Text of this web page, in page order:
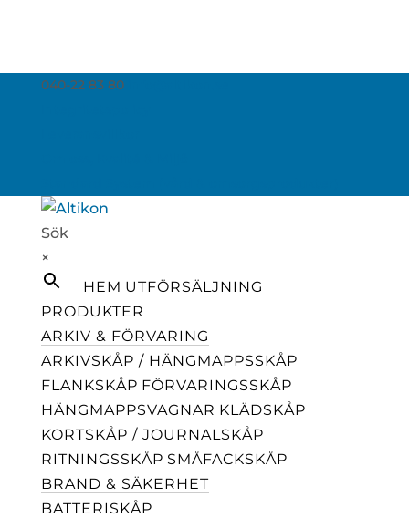
040-22 83 80
Sök
×
HEM UTFÖRSÄLJNING
PRODUKTER
ARKIV & FÖRVARING
ARKIVSKÅP / HÄNGMAPPSSKÅP
FLANKSKÅP FÖRVARINGSSKÅP
HÄNGMAPPSVAGNAR KLÄDSKÅP
KORTSKÅP / JOURNALSKÅP
RITNINGSSKÅP SMÅFACKSKÅP
BRAND & SÄKERHET
BATTERISKÅP